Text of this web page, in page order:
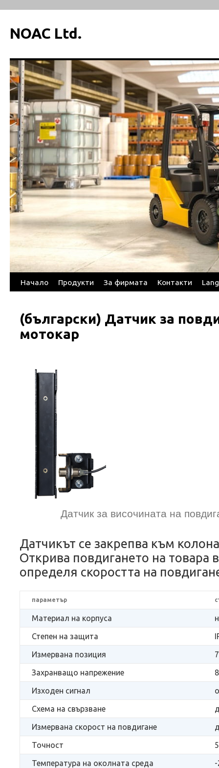
NOAC Ltd.
Skip
content
Начало Продукти За фирмата Контакти
(български) Датчик за
мотокар
Датчик за височината на
Датчикът се закрепва към
Открива повдигането на товара
определя скоростта на
параметър
Материал на корпуса
Степен на защита
Измервана позиция
Захранващо напрежение
Изходен сигнал
Схема на свързване
Измервана скорост на повдигане
Точност
Температура на околната среда -